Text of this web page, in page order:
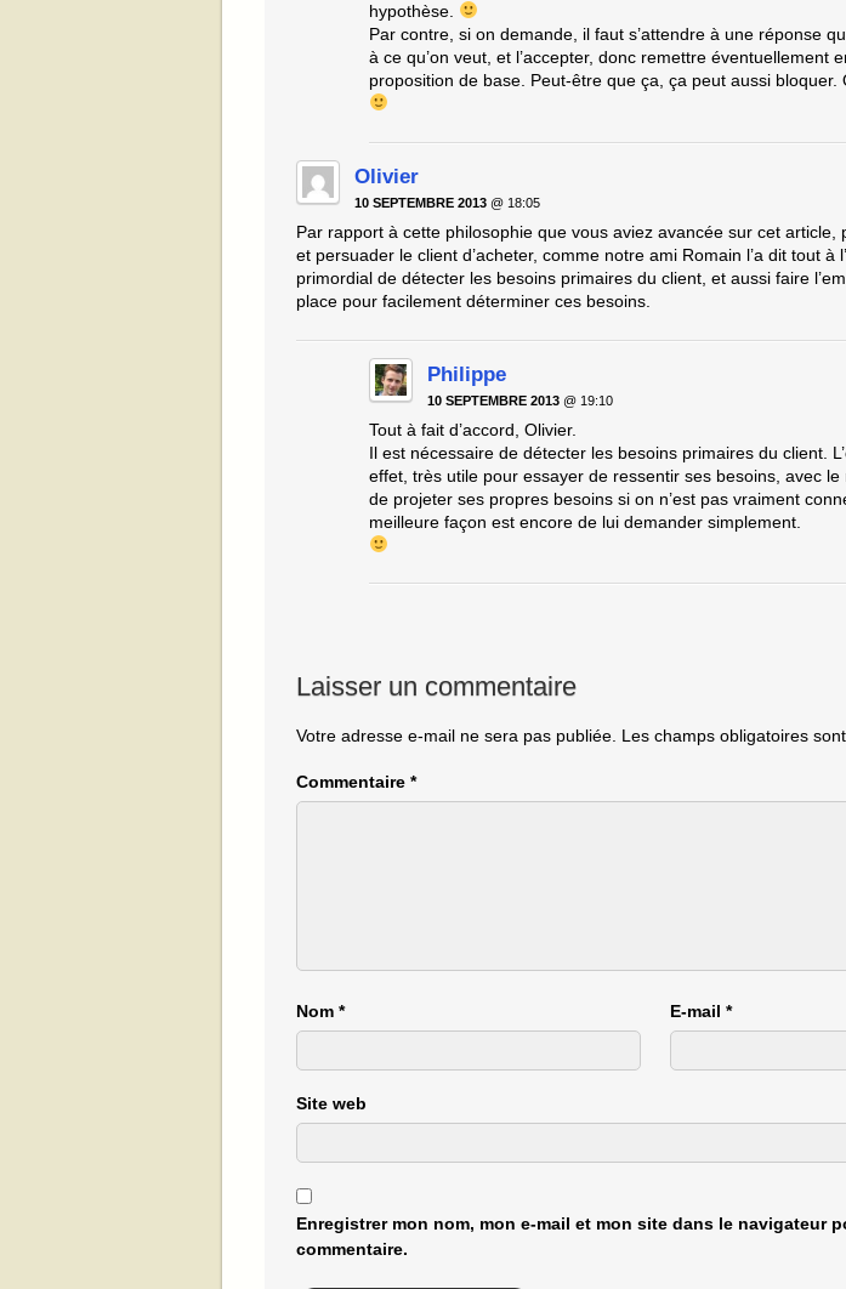
hypothèse.
Par contre, si on demande, il faut s’attendre à une réponse
à ce qu’on veut, et l’accepter, donc remettre éventuellement
proposition de base. Peut-être que ça, ça peut aussi bloquer.
Olivier
10 SEPTEMBRE 2013@ 18:05
Par rapport à cette philosophie que vous aviez avancée sur cet article,
et persuader le client d’acheter, comme notre ami Romain l’a dit tout à
primordial de détecter les besoins primaires du client, et aussi faire
place pour facilement déterminer ces besoins.
Philippe
10 SEPTEMBRE 2013@ 19:10
Tout à fait d’accord, Olivier.
Il est nécessaire de détecter les besoins primaires du client.
effet, très utile pour essayer de ressentir ses besoins, avec le
de projeter ses propres besoins si on n’est pas vraiment
meilleure façon est encore de lui demander simplement.
Laisser un commentaire
Votre adresse e-mail ne sera pas publiée. Les champs obligatoires
Commentaire *
Nom * E-mail *
Site web
Enregistrer mon nom, mon e-mail et mon site dans le navigateur
commentaire.